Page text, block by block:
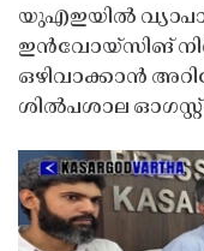
യുഎഇയിൽ
ഇൻവോയ്സിങ്
ഒഴിവാക്കാൻ
ശിൽപശാല ഓഗസ്റ്റ്